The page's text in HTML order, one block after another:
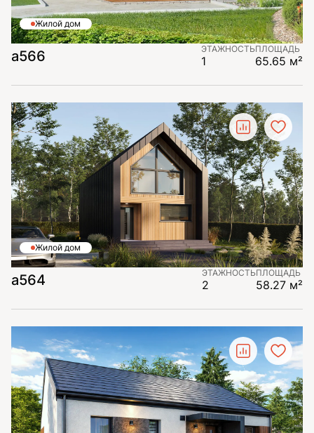
Жилой дом
а566 ЭТАЖНОСТЬ
1
ПЛОЩАДЬ
65.65 м²
Жилой дом
а564 ЭТАЖНОСТЬ
2
ПЛОЩАДЬ
58.27 м²